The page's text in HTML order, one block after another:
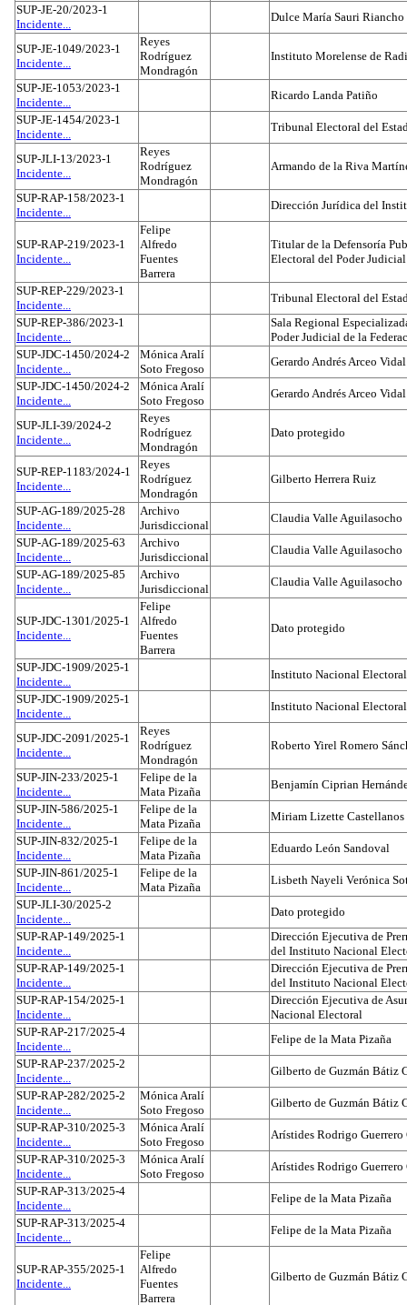
SUP-JE-20/2023-1
Incidente...
Dulce María Sauri
SUP-JE-1049/2023-1
Incidente...
Reyes
Rodríguez
Mondragón
Instituto Morelense de
SUP-JE-1053/2023-1
Incidente...
Ricardo Landa Patiño
SUP-JE-1454/2023-1
Incidente...
Tribunal Electoral del
SUP-JLI-13/2023-1
Incidente...
Reyes
Rodríguez
Mondragón
Armando de la Riva
SUP-RAP-158/2023-1
Incidente...
Dirección Jurídica del
SUP-RAP-219/2023-1
Incidente...
Felipe
Alfredo
Fuentes
Barrera
Titular de la Defensoría
Electoral del Poder
SUP-REP-229/2023-1
Incidente...
Tribunal Electoral del
SUP-REP-386/2023-1
Incidente...
Sala Regional
Poder Judicial de la
SUP-JDC-1450/2024-2
Incidente...
Mónica Aralí
Soto Fregoso
Gerardo Andrés Arceo Vidal
SUP-JDC-1450/2024-2
Incidente...
Mónica Aralí
Soto Fregoso
Gerardo Andrés Arceo Vidal
SUP-JLI-39/2024-2
Incidente...
Reyes
Rodríguez
Mondragón
Dato protegido
SUP-REP-1183/2024-1
Incidente...
Reyes
Rodríguez
Mondragón
Gilberto Herrera Ruiz
SUP-AG-189/2025-28
Incidente...
Archivo
Jurisdiccional
Claudia Valle Aguilasocho
SUP-AG-189/2025-63
Incidente...
Archivo
Jurisdiccional
Claudia Valle Aguilasocho
SUP-AG-189/2025-85
Incidente...
Archivo
Jurisdiccional
Claudia Valle Aguilasocho
SUP-JDC-1301/2025-1
Incidente...
Felipe
Alfredo
Fuentes
Barrera
Dato protegido
SUP-JDC-1909/2025-1
Incidente...
Instituto Nacional Electoral
SUP-JDC-1909/2025-1
Incidente...
Instituto Nacional Electoral
SUP-JDC-2091/2025-1
Incidente...
Reyes
Rodríguez
Mondragón
Roberto Yirel Romero
SUP-JIN-233/2025-1
Incidente...
Felipe de la
Mata Pizaña
Benjamín Ciprian
SUP-JIN-586/2025-1
Incidente...
Felipe de la
Mata Pizaña
Miriam Lizette Castellanos
SUP-JIN-832/2025-1
Incidente...
Felipe de la
Mata Pizaña
Eduardo León Sandoval
SUP-JIN-861/2025-1
Incidente...
Felipe de la
Mata Pizaña
Lisbeth Nayeli Verónica
SUP-JLI-30/2025-2
Incidente...
Dato protegido
SUP-RAP-149/2025-1
Incidente...
Dirección Ejecutiva de
del Instituto Nacional
SUP-RAP-149/2025-1
Incidente...
Dirección Ejecutiva de
del Instituto Nacional
SUP-RAP-154/2025-1
Incidente...
Dirección Ejecutiva de
Nacional Electoral
SUP-RAP-217/2025-4
Incidente...
Felipe de la Mata Pizaña
SUP-RAP-237/2025-2
Incidente...
Gilberto de Guzmán Bátiz
SUP-RAP-282/2025-2
Incidente...
Mónica Aralí
Soto Fregoso
Gilberto de Guzmán Bátiz
SUP-RAP-310/2025-3
Incidente...
Mónica Aralí
Soto Fregoso
Arístides Rodrigo Guerrero
SUP-RAP-310/2025-3
Incidente...
Mónica Aralí
Soto Fregoso
Arístides Rodrigo Guerrero
SUP-RAP-313/2025-4
Incidente...
Felipe de la Mata Pizaña
SUP-RAP-313/2025-4
Incidente...
Felipe de la Mata Pizaña
SUP-RAP-355/2025-1
Incidente...
Felipe
Alfredo
Fuentes
Barrera
Gilberto de Guzmán Bátiz